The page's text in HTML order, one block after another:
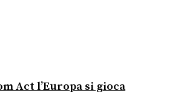
Act l’Europa si gioca